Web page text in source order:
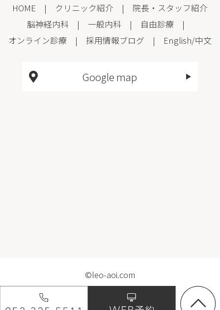
HOME | クリニック紹介 | 院長・スタッフ紹介
脳神経内科 | 一般内科 | 自由診療 |
オンライン診療 | 採用情報ブログ | English/中文
Google map
©leo-aoi.com